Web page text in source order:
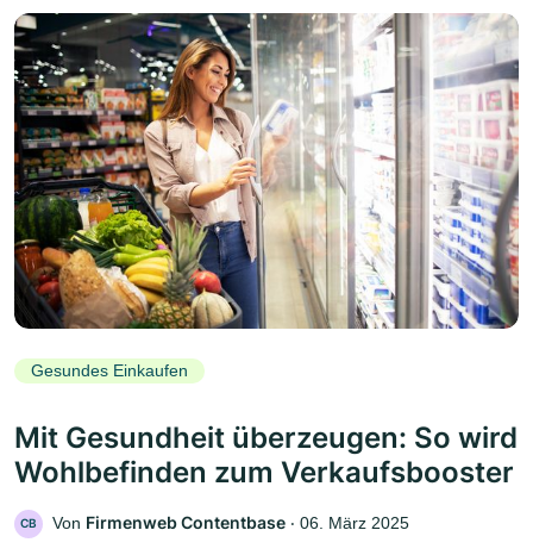
Gesundes Einkaufen
Mit Gesundheit überzeugen: So wird
Wohlbefinden zum Verkaufsbooster
CB Von Firmenweb Contentbase ‧ 06. März 2025